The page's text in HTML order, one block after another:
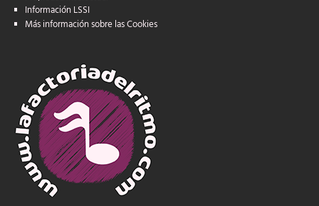
Información LSSI
Más información sobre las Cookies